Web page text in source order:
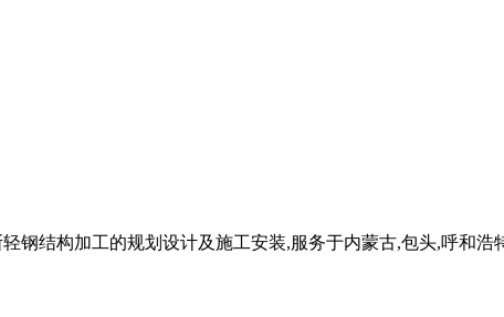
钢结构加工的规划设计及施工安装,服务于内蒙古,包头,呼和